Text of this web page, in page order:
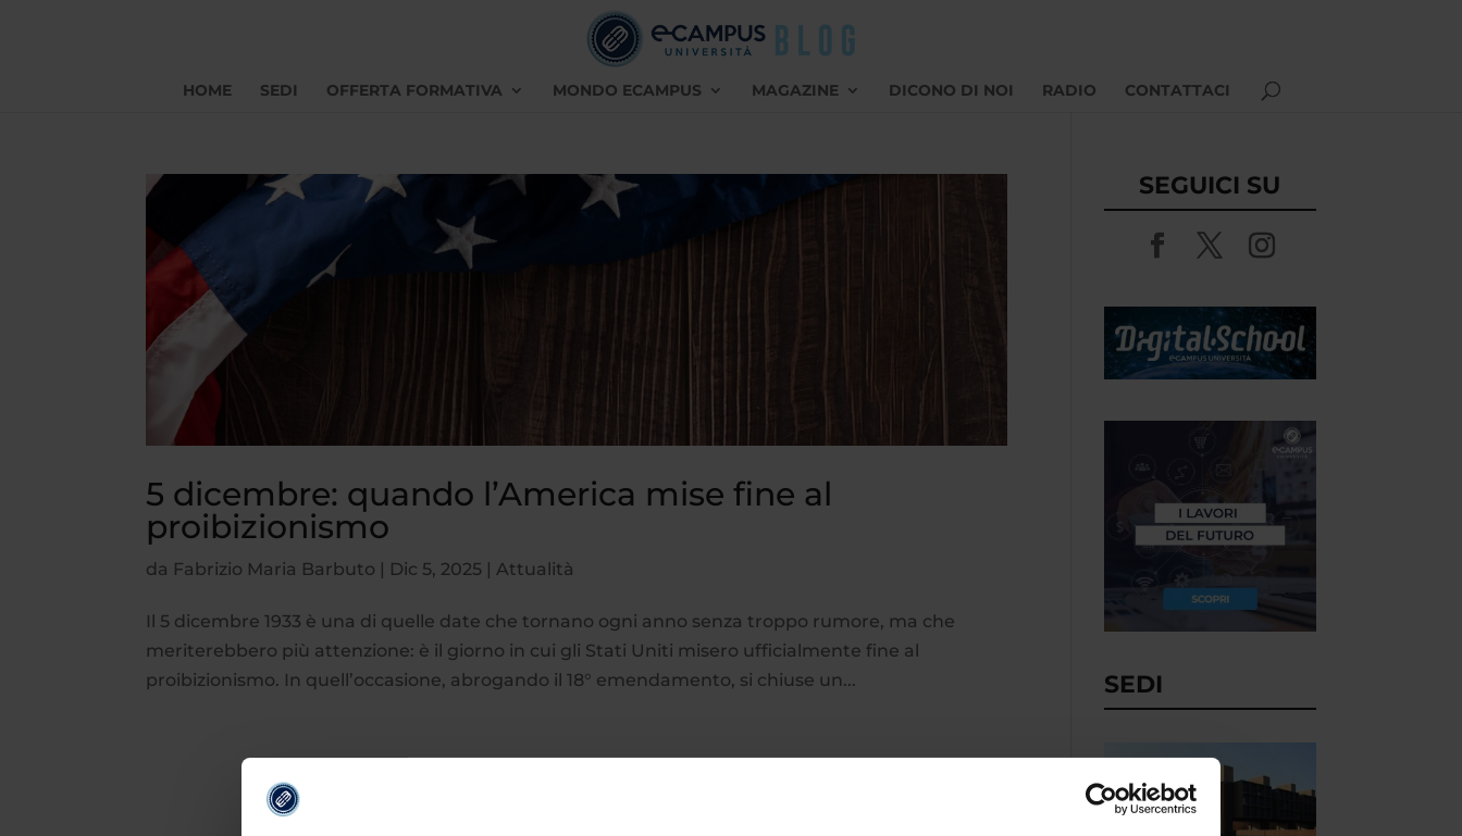
HOME SEDI OFFERTA FORMATIVA MONDO ECAMPUS MAGAZINE DICONO DI NOI RADIO CONTATTACI
5 dicembre: quando l’America mise fine al
proibizionismo
da Fabrizio Maria Barbuto | Dic 5, 2025 |Attualità
Il 5 dicembre 1933 è una di quelle date che tornano ogni anno senza troppo rumore, ma che
meriterebbero più attenzione: è il giorno in cui gli Stati Uniti misero ufficialmente fine al
proibizionismo. In quell’occasione, abrogando il 18° emendamento, si chiuse un...
SEGUICI SU
SEDI